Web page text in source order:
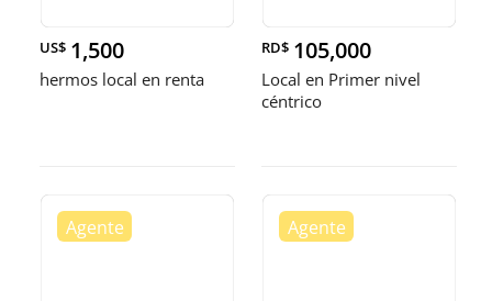
US$ 1,500
hermos local en renta
RD$ 105,000
Local en Primer nivel
céntrico